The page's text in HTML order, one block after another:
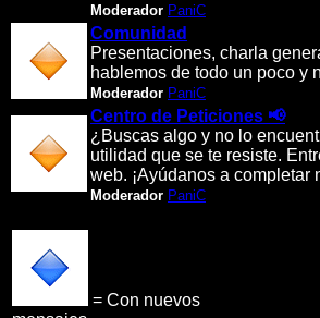
Moderador PaniC
Comunidad
Presentaciones, charla
hablemos de todo un poco y
Moderador PaniC
Centro de Peticiones 📢
¿Buscas algo y no lo
utilidad que se te resiste.
web. ¡Ayúdanos a completar
Moderador PaniC
= Con nuevos